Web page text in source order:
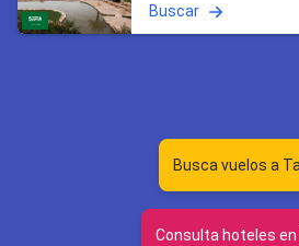
Buscar
Busca vuelos a
Consulta hoteles en